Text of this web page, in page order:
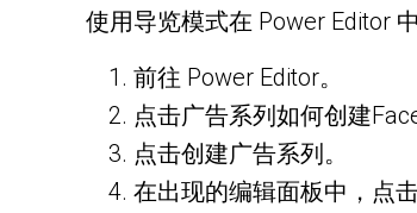
使用导览模式在 Power Editor
前往 Power Editor。
点击广告系列如何创建
点击创建广告系列。
在出现的编辑面板中，点